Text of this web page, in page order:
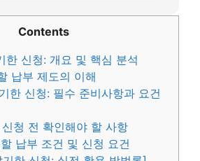
Contents
한 신청: 개요 및 핵심 분석
납부 제도의 이해
한 신청: 필수 준비사항과 요건
청 전 확인해야 할 사항
납부 조건 및 신청 요건